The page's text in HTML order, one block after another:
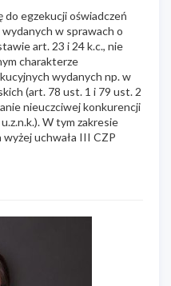
do egzekucji oświadczeń
w sprawach o
art. 23 i 24 k.c., nie
charakterze
wydanych np. w
(art. 78 ust. 1 i 79 ust. 2
nieuczciwej konkurencji
W tym zakresie
uchwała III CZP